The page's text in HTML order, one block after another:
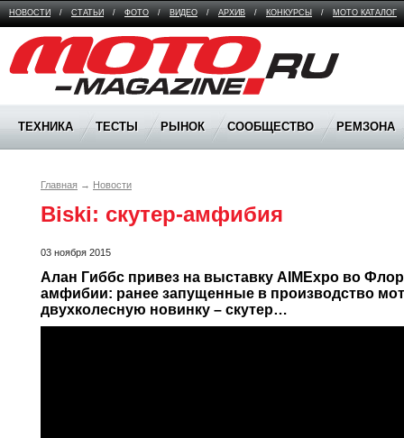
НОВОСТИ / СТАТЬИ / ФОТО / ВИДЕО / АРХИВ / КОНКУРСЫ / МОТО КАТАЛОГ
Moto Magazine
ТЕХНИКА ТЕСТЫ РЫНОК СООБЩЕСТВО РЕМЗОНА
Главная → Новости
Biski: скутер-амфибия
03 ноября 2015
Алан Гиббс привез на выставку AIMExpo во
амфибии: ранее запущенные в производство
двухколесную новинку – скутер…